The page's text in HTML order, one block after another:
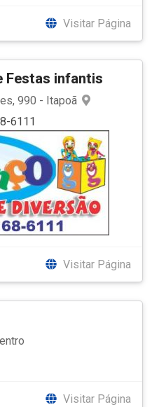
Visitar Página
Festas infantis
990 - Itapoã
6111
Visitar Página
Visitar Página